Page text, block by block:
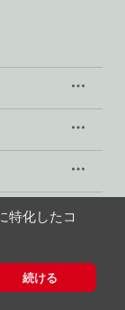
特化したコ
続ける